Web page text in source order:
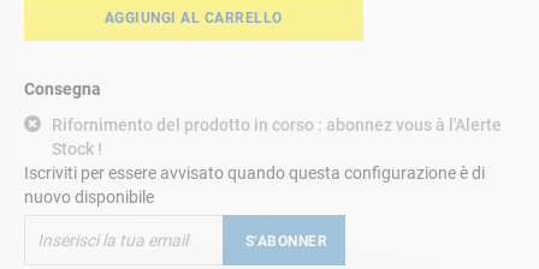
AGGIUNGI AL CARRELLO
Consegna
Rifornimento del prodotto in corso : abonnez vous à l'Alerte
Stock !
Iscriviti per essere avvisato quando questa configurazione è di
nuovo disponibile
S’ABONNER